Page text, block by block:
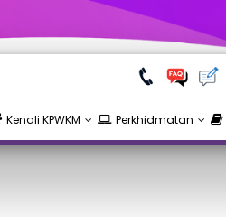
Kenali KPWKM Perkhidmatan